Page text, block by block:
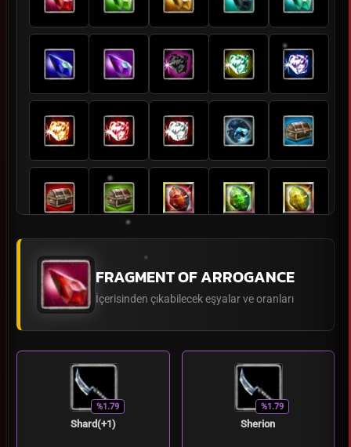
FRAGMENT OF ARROGANCE
İçerisinden çıkabilecek eşyalar ve oranları
%1.79
Shard(+1)
%1.79
Sherion